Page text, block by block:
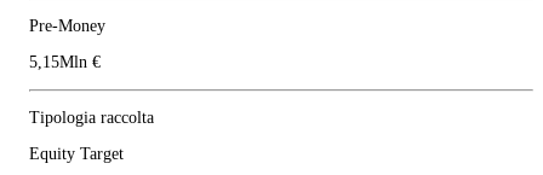
Pre-Money
5,15Mln €
Tipologia raccolta
Equity Target